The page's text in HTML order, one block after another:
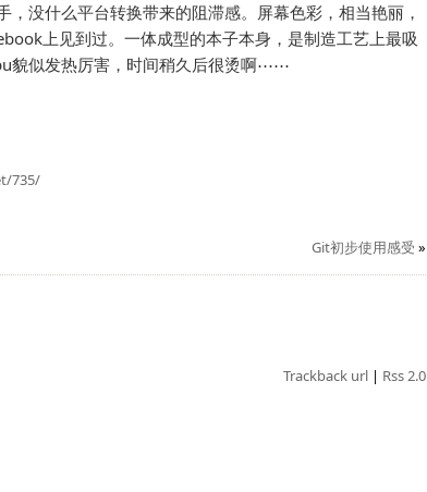
没什么平台转换带来的阻滞感。屏幕色彩，相当艳丽，
上见到过。一体成型的本子本身，是制造工艺上最吸
似发热厉害，时间稍久后很烫啊⋯⋯
735/
Git初步使用感受 »
Trackback url | Rss 2.0